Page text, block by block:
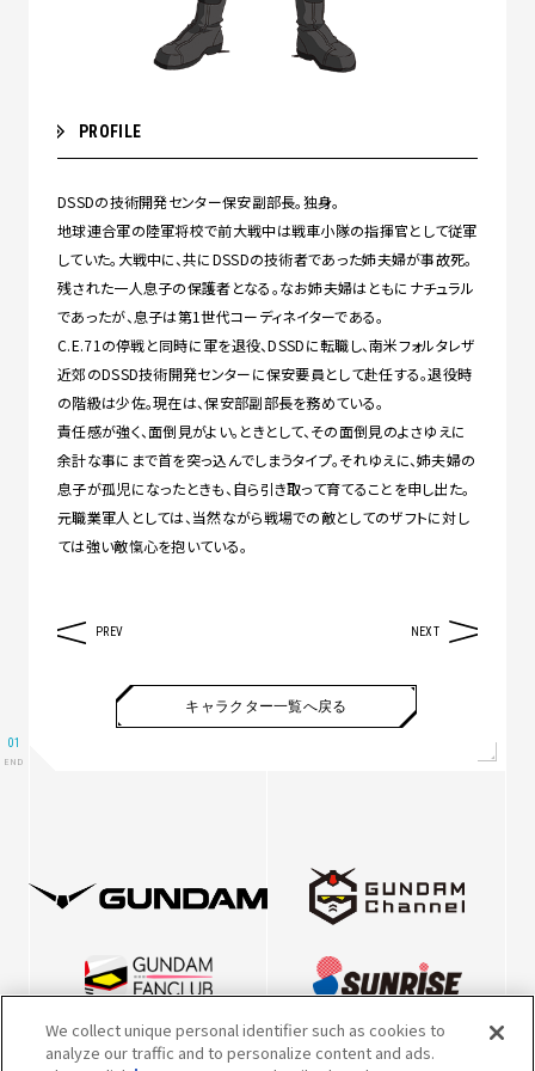
PROFILE
DSSDの技術開発センター保安副部長。独身。
地球連合軍の陸軍将校で前大戦中は戦車小隊の指揮官として従軍
していた。大戦中に、共にDSSDの技術者であった姉夫婦が事故死。
残された一人息子の保護者となる。なお姉夫婦はともにナチュラル
であったが、息子は第1世代コーディネイターである。
C.E.71の停戦と同時に軍を退役、DSSDに転職し、南米フォルタレザ
近郊のDSSD技術開発センターに保安要員として赴任する。退役時
の階級は少佐。現在は、保安部副部長を務めている。
責任感が強く、面倒見がよい。ときとして、その面倒見のよさゆえに
余計な事にまで首を突っ込んでしまうタイプ。それゆえに、姉夫婦の
息子が孤児になったときも、自ら引き取って育てることを申し出た。
元職業軍人としては、当然ながら戦場での敵としてのザフトに対し
ては強い敵愾心を抱いている。
PREV NEXT
キャラクター一覧へ戻る
We collect unique personal identifier such as cookies to
analyze our traffic and to personalize content and ads.